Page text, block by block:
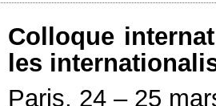
Colloque
les
Paris, 24 – 25